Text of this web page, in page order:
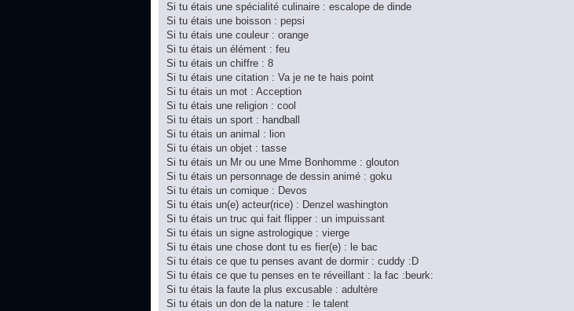
Si tu étais une spécialité culinaire : escalope de dinde
Si tu étais une boisson : pepsi
Si tu étais une couleur : orange
Si tu étais un élément : feu
Si tu étais un chiffre : 8
Si tu étais une citation : Va je ne te hais point
Si tu étais un mot : Acception
Si tu étais une religion : cool
Si tu étais un sport : handball
Si tu étais un animal : lion
Si tu étais un objet : tasse
Si tu étais un Mr ou une Mme Bonhomme : glouton
Si tu étais un personnage de dessin animé : goku
Si tu étais un comique : Devos
Si tu étais un(e) acteur(rice) : Denzel washington
Si tu étais un truc qui fait flipper : un impuissant
Si tu étais un signe astrologique : vierge
Si tu étais une chose dont tu es fier(e) : le bac
Si tu étais ce que tu penses avant de dormir : cuddy :D
Si tu étais ce que tu penses en te réveillant : la fac :beurk:
Si tu étais la faute la plus excusable : adultère
Si tu étais un don de la nature : le talent